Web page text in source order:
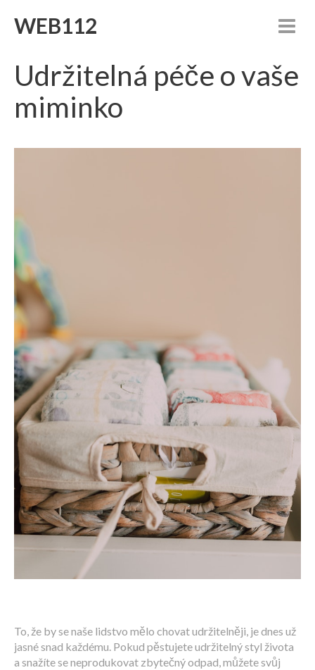
WEB112
Udržitelná péče o vaše
miminko
To, že by se naše lidstvo mělo chovat udržitelněji, je dnes už
jasné snad každému. Pokud pěstujete udržitelný styl života
a snažíte se neprodukovat zbytečný odpad, můžete svůj